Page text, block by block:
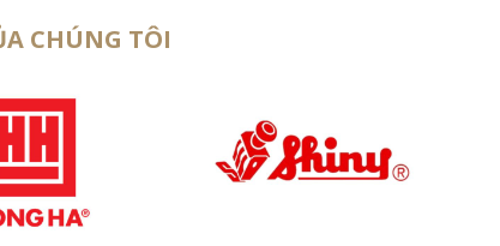
CHÚNG TÔI